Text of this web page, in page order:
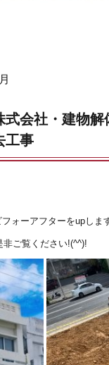
会社・建物
工事
ォーアフターをupしま
非ご覧ください!(^^)!